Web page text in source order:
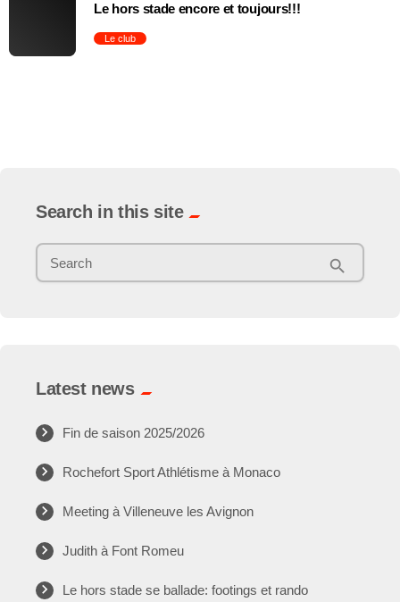
Le hors stade encore et toujours!!!
Le club
Search in this site
Search search
Latest news
Fin de saison 2025/2026
Rochefort Sport Athlétisme à Monaco
Meeting à Villeneuve les Avignon
Judith à Font Romeu
Le hors stade se ballade: footings et rando